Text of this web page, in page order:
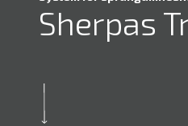
Sherpas